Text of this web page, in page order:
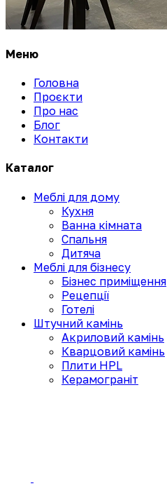
Меню
Головна
Проєкти
Про нас
Блог
Контакти
Каталог
Меблі для дому
Кухня
Ванна кімната
Спальня
Дитяча
Меблі для бізнесу
Бізнес приміщення
Рецепції
Готелі
Штучний камінь
Акриловий камінь
Кварцовий камінь
Плити HPL
Керамограніт